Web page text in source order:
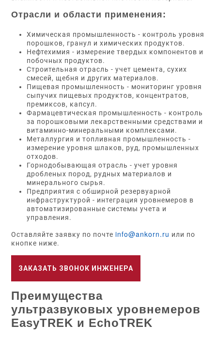
Отрасли и области применения:
Химическая промышленность - контроль уровня
порошков, гранул и химических продуктов.
Нефтехимия - измерение твердых компонентов и
побочных продуктов.
Строительная отрасль - учет цемента, сухих
смесей, щебня и других материалов.
Пищевая промышленность - мониторинг уровня
сыпучих пищевых продуктов, концентратов,
премиксов, капсул.
Фармацевтическая промышленность - контроль
за порошковыми лекарственными средствами и
витаминно-минеральными комплексами.
Металлургия и топливная промышленность -
измерение уровня шлаков, руд, промышленных
отходов.
Горнодобывающая отрасль - учет уровня
дробленых пород, рудных материалов и
минерального сырья.
Предприятия с обширной резервуарной
инфраструктурой - интеграция уровнемеров в
автоматизированные системы учета и
управления.
Оставляйте заявку по почте info@ankorn.ru или по
кнопке ниже.
ЗАКАЗАТЬ ЗВОНОК ИНЖЕНЕРА
Преимущества
ультразвуковых уровнемеров
EasyTREK и EchoTREK